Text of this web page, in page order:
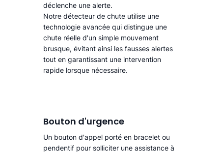
déclenche une alerte.​
Notre détecteur de chute utilise une
technologie avancée qui distingue une
chute réelle d'un simple mouvement
brusque, évitant ainsi les fausses alertes
tout en garantissant une intervention
rapide lorsque nécessaire.
Bouton d'urgence
Un bouton d'appel porté en bracelet ou
pendentif pour solliciter une assistance à